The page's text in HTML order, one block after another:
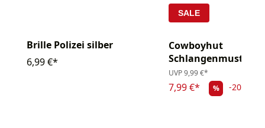
Brille Polizei silber
6,99 €*
SALE
Cowboyhut
Schlangenmuster
UVP9,99 €*
7,99 €* % -20.02%